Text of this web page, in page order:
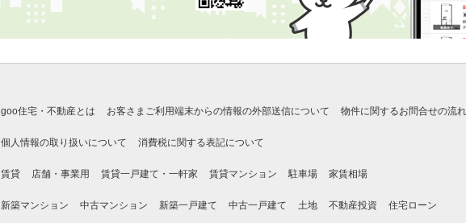
goo住宅・不動産とは お客さまご利用端末からの情報の外部送信について 物件に関するお問合せの流れ
個人情報の取り扱いについて 消費税に関する表記について
賃貸 店舗・事業用 賃貸一戸建て・一軒家 賃貸マンション 駐車場 家賃相場
新築マンション 中古マンション 新築一戸建て 中古一戸建て 土地 不動産投資 住宅ローン